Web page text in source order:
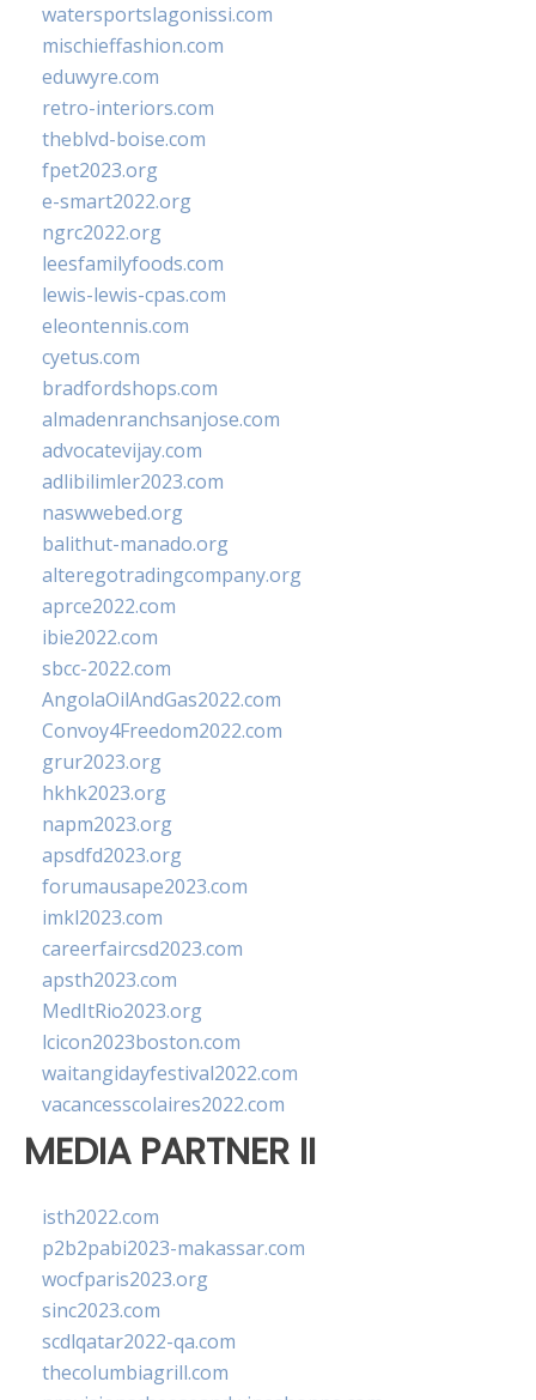
watersportslagonissi.com
mischieffashion.com
eduwyre.com
retro-interiors.com
theblvd-boise.com
fpet2023.org
e-smart2022.org
ngrc2022.org
leesfamilyfoods.com
lewis-lewis-cpas.com
eleontennis.com
cyetus.com
bradfordshops.com
almadenranchsanjose.com
advocatevijay.com
adlibilimler2023.com
naswwebed.org
balithut-manado.org
alteregotradingcompany.org
aprce2022.com
ibie2022.com
sbcc-2022.com
AngolaOilAndGas2022.com
Convoy4Freedom2022.com
grur2023.org
hkhk2023.org
napm2023.org
apsdfd2023.org
forumausape2023.com
imkl2023.com
careerfaircsd2023.com
apsth2023.com
MedItRio2023.org
lcicon2023boston.com
waitangidayfestival2022.com
vacancesscolaires2022.com
MEDIA PARTNER II
isth2022.com
p2b2pabi2023-makassar.com
wocfparis2023.org
sinc2023.com
scdlqatar2022-qa.com
thecolumbiagrill.com